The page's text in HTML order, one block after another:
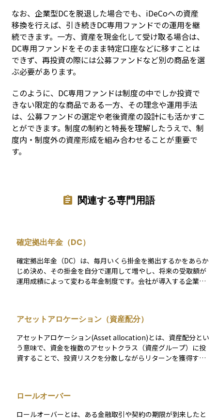
なお、企業型DCを脱退した場合でも、iDeCoへの資産
移換を行えば、引き続きDC専用ファンドでの運用を継
続できます。一方、資産を現金化して受け取る場合は、
DC専用ファンドをそのまま特定口座などに移すことは
できず、再投資の際には公募ファンドなど別の商品を選
ぶ必要があります。
このように、DC専用ファンドは制度の中でしか投資で
きない限定的な商品である一方、その理念や運用手法
は、公募ファンドの選定や老後資産の設計にも活かすこ
とができます。制度の制約と特長を理解したうえで、制
度内・制度外の資産形成を組み合わせることが重要で
す。
関連する専門用語
確定拠出年金（DC）
確定拠出年金（DC）は、毎月いくら掛金を拠出するかをあらか
じめ決め、その掛金を自分で運用して増やし、将来の受取額が
運用成績によって変わる年金制度です。会社が導入する企業型
仕組みです。60歳以降に年金や一時金として受け取れますが、
途中で自由に引き出せない点に注意が必要です。老後資金を自
ら準備し、運用の成果を自分の年金額として受け取る「自助努
力型」の代表的な制度となっています。
アセットアロケーション（資産配分）
アセットアロケーション(Asset allocation)とは、資産配分とい
う意味で、資金を複数のアセットクラス（資産グループ）に投
資することで、投資リスクを分散しながらリターンを獲得する
許容度・投資機関に基づいて資産配分を決定し、後者は短期的
に投資対象の資産特性に基づいて資産配分を決定する。
ロールオーバー
ロールオーバーとは、ある金融取引や契約の期限が到来したと